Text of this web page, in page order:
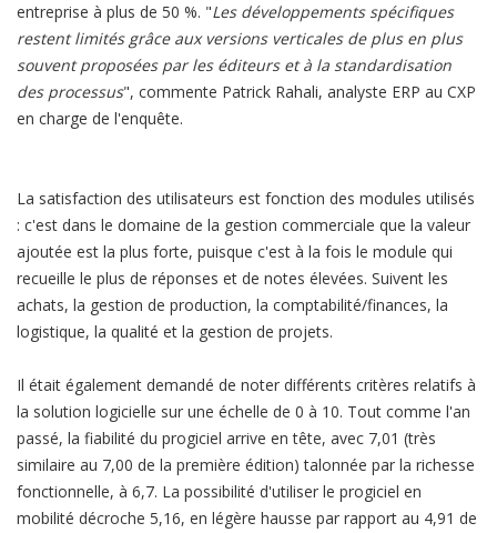
entreprise à plus de 50 %. "Les développements spécifiques
restent limités grâce aux versions verticales de plus en plus
souvent proposées par les éditeurs et à la standardisation
des processus", commente Patrick Rahali, analyste ERP au CXP
en charge de l'enquête.
La satisfaction des utilisateurs est fonction des modules utilisés
: c'est dans le domaine de la gestion commerciale que la valeur
ajoutée est la plus forte, puisque c'est à la fois le module qui
recueille le plus de réponses et de notes élevées. Suivent les
achats, la gestion de production, la comptabilité/finances, la
logistique, la qualité et la gestion de projets.
Il était également demandé de noter différents critères relatifs à
la solution logicielle sur une échelle de 0 à 10. Tout comme l'an
passé, la fiabilité du progiciel arrive en tête, avec 7,01 (très
similaire au 7,00 de la première édition) talonnée par la richesse
fonctionnelle, à 6,7. La possibilité d'utiliser le progiciel en
mobilité décroche 5,16, en légère hausse par rapport au 4,91 de